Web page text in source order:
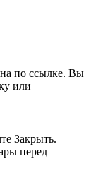
по ссылке. Вы
или
Закрыть.
перед